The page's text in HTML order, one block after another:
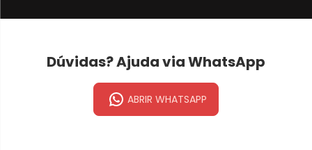
Dúvidas? Ajuda via WhatsApp
ABRIR WHATSAPP